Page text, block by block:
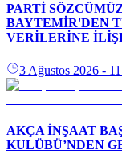
PARTİ
BAYTEMİR'DEN
VERİLERİNE
3 Ağustos 2026 -
AKÇA İNŞAAT
KULÜBÜ’NDEN